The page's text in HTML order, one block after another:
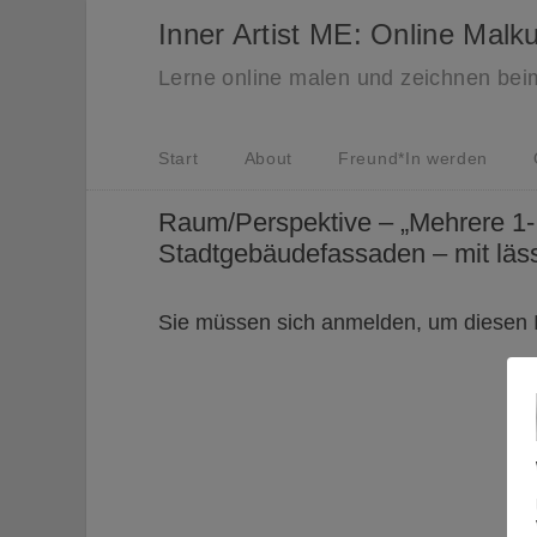
Inner Artist ME: Online
Lerne online malen und zeichnen
Start About Freund*In werden
Raum/Perspektive – „Mehrere
Stadtgebäudefassaden – mit
Sie müssen sich anmelden, um